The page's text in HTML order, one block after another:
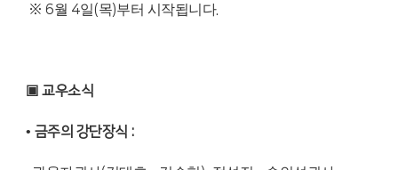
※ 6월 4일(목)부터 시작됩니다.
▣ 교우소식
• 금주의 강단장식 :